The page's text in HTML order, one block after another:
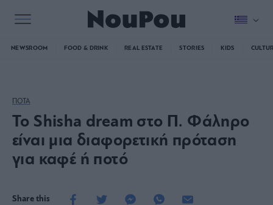
NEWSROOM FOOD & DRINK REAL ESTATE STORIES KIDS
ΠΟΤΑ
To Shisha dream στο Π. Φάληρο
είναι μια διαφορετική πρόταση
για καφέ ή ποτό
Share this